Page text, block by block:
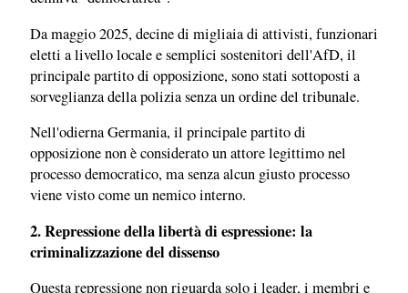
Da maggio 2025, decine di migliaia di attivisti, funzionari
eletti a livello locale e semplici sostenitori dell'AfD, il
principale partito di opposizione, sono stati sottoposti a
sorveglianza della polizia senza un ordine del tribunale.
Nell'odierna Germania, il principale partito di
opposizione non è considerato un attore legittimo nel
processo democratico, ma senza alcun giusto processo
viene visto come un nemico interno.
2. Repressione della libertà di espressione: la
criminalizzazione del dissenso
Questa repressione non riguarda solo i leader, i membri e